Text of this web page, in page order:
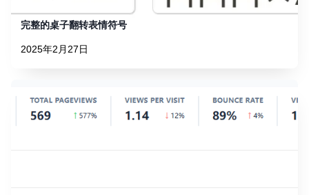
完整的桌子翻转表情符号
2025年2月27日